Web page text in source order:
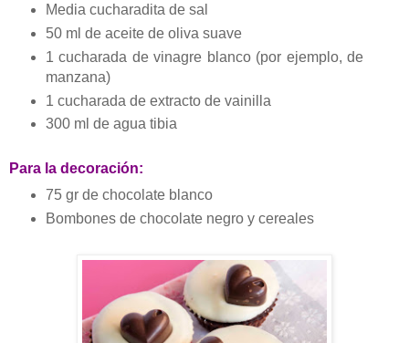
Media cucharadita de sal
50 ml de aceite de oliva suave
1 cucharada de vinagre blanco (por ejemplo, de
manzana)
1 cucharada de extracto de vainilla
300 ml de agua tibia
Para la decoración:
75 gr de chocolate blanco
Bombones de chocolate negro y cereales